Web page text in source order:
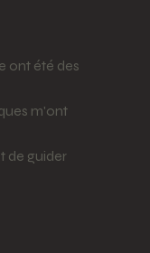
ont été des
m'ont
de guider